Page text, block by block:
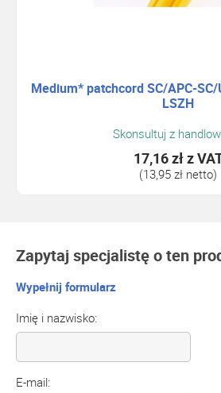
Medium* patchcord SC/APC-SC/
LSZH
Skonsultuj z
17,16 złz
(13,95 zł netto)
Zapytaj specjalistę o ten
Wypełnij formularz
Imię i nazwisko:
E-mail: